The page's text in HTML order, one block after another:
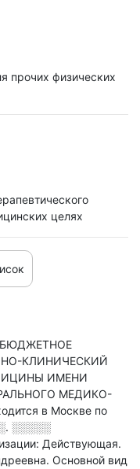
прочих физических
целях
БЮДЖЕТНОЕ
КЛИНИЧЕСКИЙ
ИМЕНИ
МЕДИКО-
в Москве по
░░░░░
Действующая.
Основной вид